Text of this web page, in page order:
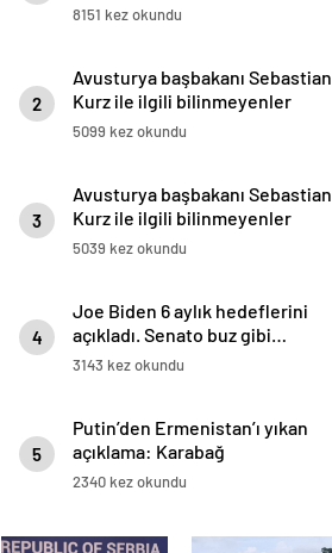
8151 kez okundu
2
Avusturya başbakanı Sebastian
Kurz ile ilgili bilinmeyenler
5099 kez okundu
3
Avusturya başbakanı Sebastian
Kurz ile ilgili bilinmeyenler
5039 kez okundu
4
Joe Biden 6 aylık hedeflerini
açıkladı. Senato buz gibi…
3143 kez okundu
5
Putin’den Ermenistan’ı yıkan
açıklama: Karabağ
Azerbaycan’ın ayrılmaz bir
2340 kez okundu